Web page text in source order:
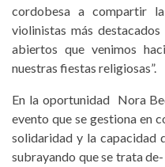
cordobesa a compartir
violinistas más
abiertos que venimos
nuestras fiestas religiosas”.
En la oportunidad Nora
evento que se gestiona en
solidaridad y la capacidad
subrayando que se trata